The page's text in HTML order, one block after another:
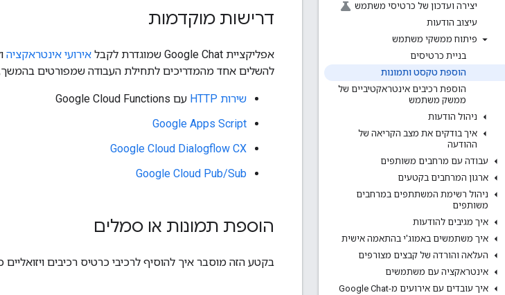
יצירה ועדכון של כרטיסי משתמש
עיצוב הודעות
פיתוח ממשקי משתמש
בניית כרטיסים
הוספת טקסט ותמונות
הוספת רכיבים אינטראקטיביים של
ממשק משתמש
ניהול הודעות
איך בודקים את מצב הקריאה של
ההודעה
עבודה עם מרחבים משותפים
ארגון המרחבים בקטעים
ניהול רשימת המשתתפים במרחבים
משותפים
איך מגיבים להודעות
איך משתמשים באמוג'י בהתאמה אישית
העלאה והורדה של קבצים מצורפים
אינטראקציה עם משתמשים
איך עובדים עם אירועים מ-Google Chat
דרישות מוקדמות
אפליקציית Google Chat שמוגדרת לקבל אירועי אינטראקציה
להשלים אחד מהמדריכים לתחילת העבודה שמפורטים
שירות HTTP
עם Google Cloud Functions
Google Apps Script
Google Cloud Dialogflow CX
Google Cloud Pub/Sub
הוספת תמונות או סמלים
בקטע הזה מוסבר איך להוסיף לרכיבי כרטיס רכיבים ויזואליים